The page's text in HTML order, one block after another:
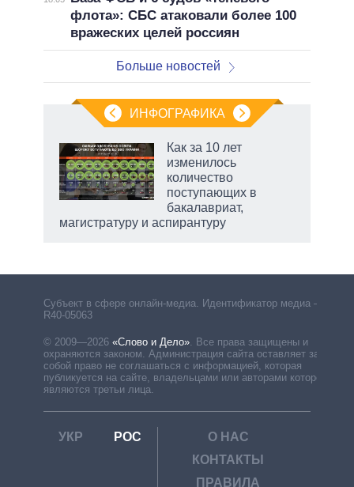
флота»: СБС атаковали более 100
вражеских целей россиян
Больше новостей
ИНФОГРАФИКА
Как за 10 лет
изменилось
количество
поступающих в
бакалавриат,
магистратуру и аспирантуру
Субъект в сфере онлайн-медиа. Идентификатор медиа –
R40-05063
© 2009—2026 «Слово и Дело». Все права защищены и
охраняются законом. Администрация сайта оставляет за
собой право не соглашаться с информацией, которая
публикуется на сайте, владельцами или авторами которой
являются третьи лица.
УКР РОС
О НАС
КОНТАКТЫ
ПРАВИЛА